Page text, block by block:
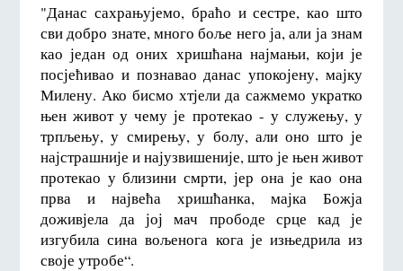
"Данас сахрањујемо, браћо и сестре, као што
сви добро знате, много боље него ја, али ја знам
као један од оних хришћана најмањи, који је
посјећивао и познавао данас упокојену, мајку
Милену. Ако бисмо хтјели да сажмемо укратко
њен живот у чему је протекао - у служењу, у
трпљењу, у смирењу, у болу, али оно што је
најстрашније и најузвишеније, што је њен живот
протекао у близини смрти, јер она је као она
прва и највећа хришћанка, мајка Божја
доживјела да јој мач прободе срце кад је
изгубила сина вољенога кога је изњедрила из
своје утробе“.